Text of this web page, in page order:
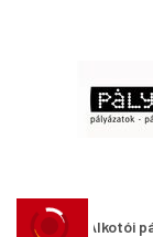
Alkotói pályázat